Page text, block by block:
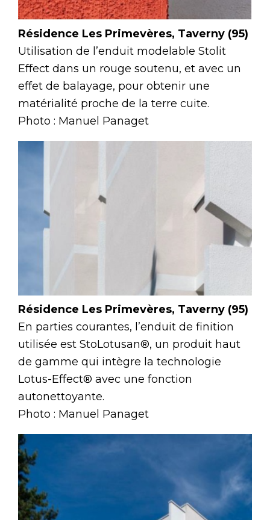
Résidence Les Primevères, Taverny (95)
Utilisation de l’enduit modelable Stolit
Effect dans un rouge soutenu, et avec un
effet de balayage, pour obtenir une
matérialité proche de la terre cuite.
Photo : Manuel Panaget
Résidence Les Primevères, Taverny (95)
En parties courantes, l’enduit de finition
utilisée est StoLotusan®, un produit haut
de gamme qui intègre la technologie
Lotus-Effect® avec une fonction
autonettoyante.
Photo : Manuel Panaget